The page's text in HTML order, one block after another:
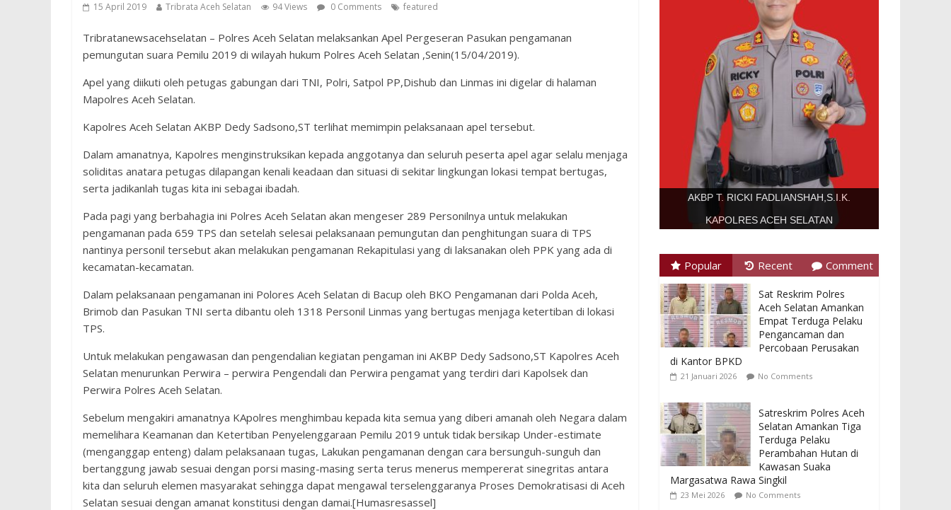
15 April 2019 Tribrata Aceh Selatan 94 Views 0 Comments featured
Tribratanewsacehselatan – Polres Aceh Selatan melaksankan Apel Pergeseran Pasukan pengamanan
pemungutan suara Pemilu 2019 di wilayah hukum Polres Aceh Selatan ,Senin(15/04/2019).
Apel yang diikuti oleh petugas gabungan dari TNI, Polri, Satpol PP,Dishub dan Linmas ini digelar di halaman
Mapolres Aceh Selatan.
Kapolres Aceh Selatan AKBP Dedy Sadsono,ST terlihat memimpin pelaksanaan apel tersebut.
Dalam amanatnya, Kapolres menginstruksikan kepada anggotanya dan seluruh peserta apel agar selalu menjaga
soliditas anatara petugas dilapangan kenali keadaan dan situasi di sekitar lingkungan lokasi tempat bertugas,
serta jadikanlah tugas kita ini sebagai ibadah.
Pada pagi yang berbahagia ini Polres Aceh Selatan akan mengeser 289 Personilnya untuk melakukan
pengamanan pada 659 TPS dan setelah selesai pelaksanaan pemungutan dan penghitungan suara di TPS
nantinya personil tersebut akan melakukan pengamanan Rekapitulasi yang di laksanakan oleh PPK yang ada di
kecamatan-kecamatan.
Dalam pelaksanaan pengamanan ini Polores Aceh Selatan di Bacup oleh BKO Pengamanan dari Polda Aceh,
Brimob dan Pasukan TNI serta dibantu oleh 1318 Personil Linmas yang bertugas menjaga ketertiban di lokasi
TPS.
Untuk melakukan pengawasan dan pengendalian kegiatan pengaman ini AKBP Dedy Sadsono,ST Kapolres Aceh
Selatan menurunkan Perwira – perwira Pengendali dan Perwira pengamat yang terdiri dari Kapolsek dan
Perwira Polres Aceh Selatan.
Sebelum mengakiri amanatnya KApolres menghimbau kepada kita semua yang diberi amanah oleh Negara dalam
memelihara Keamanan dan Ketertiban Penyelenggaraan Pemilu 2019 untuk tidak bersikap Under-estimate
(menganggap enteng) dalam pelaksanaan tugas, Lakukan pengamanan dengan cara bersunguh-sunguh dan
bertanggung jawab sesuai dengan porsi masing-masing serta terus menerus mempererat sinegritas antara
kita dan seluruh elemen masyarakat sehingga dapat mengawal terselenggaranya Proses Demokratisasi di Aceh
Selatan sesuai dengan amanat konstitusi dengan damai.[Humasresassel]
AKBP T. RICKI FADLIANSHAH,S.I.K.
KAPOLRES ACEH SELATAN
Popular Recent Comment
Sat Reskrim Polres
Aceh Selatan Amankan
Empat Terduga Pelaku
Pengancaman dan
Percobaan Perusakan
di Kantor BPKD
21 Januari 2026 No Comments
Satreskrim Polres Aceh
Selatan Amankan Tiga
Terduga Pelaku
Perambahan Hutan di
Kawasan Suaka
Margasatwa Rawa Singkil
23 Mei 2026 No Comments